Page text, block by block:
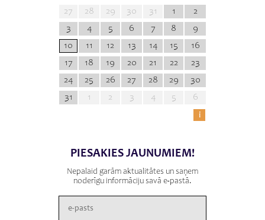
27
28 29 30 31 1
2
3
4 5 6 7 8
9
10
11 12 13 14 15
16
17
18 19 20 21 22
23
24
25 26 27 28 29
30
31
1 2 3 4 5
6
i
PIESAKIES JAUNUMIEM!
Nepalaid garām aktualitātes un saņem
noderīgu informāciju savā e-pastā.